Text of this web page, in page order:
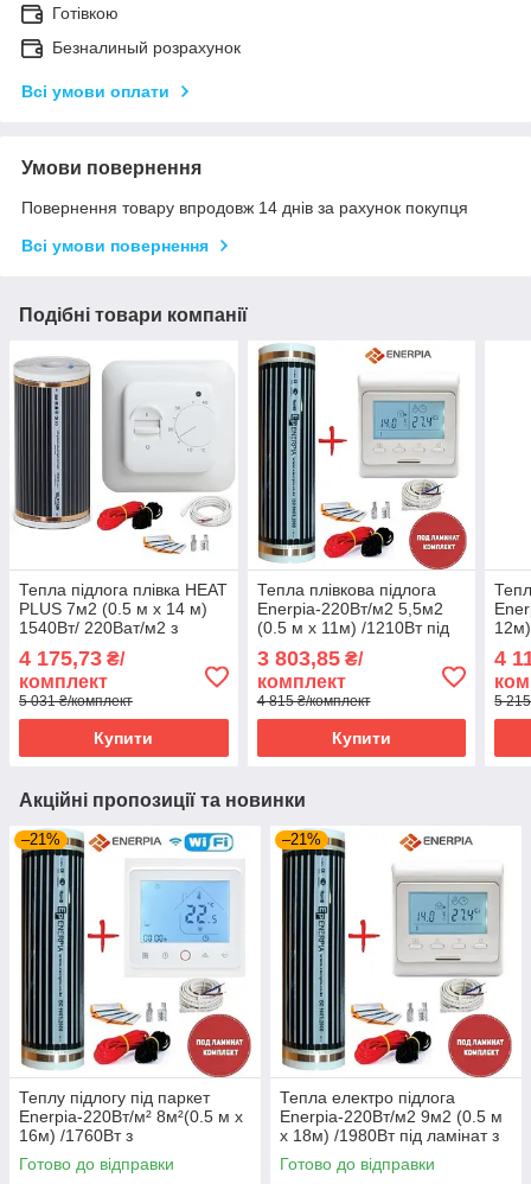
Готівкою
Безналиный розрахунок
Всі умови оплати
Умови повернення
Повернення товару впродовж 14 днів за рахунок покупця
Всі умови повернення
Подібні товари компанії
Тепла підлога плівка HEAT
PLUS 7м2 (0.5 м х 14 м)
1540Вт/ 220Ват/м2 з
терморегулятором RTC
70
4 175,73 ₴/
комплект
5 031 ₴/комплект
Купити
Тепла плівкова підлога
Enerpia-220Вт/м2 5,5м2
(0.5 м х 11м) /1210Вт під
терморегулятором E 51
3 803,85₴/
комплект
4 815 ₴/комплект
Купити
12м)
4
5
Акційні пропозиції та новинки
–21%
Теплу підлогу під паркет
Enerpia-220Вт/м² 8м²(0.5 м х
16м) /1760Вт з
терморегулятором TWE02
Wi-Fi
Готово до відправки
–21%
Тепла електро підлога
Enerpia-220Вт/м2 9м2 (0.5 м
х 18м) /1980Вт під ламінат з
терморегулятором E 51
Готово до відправки